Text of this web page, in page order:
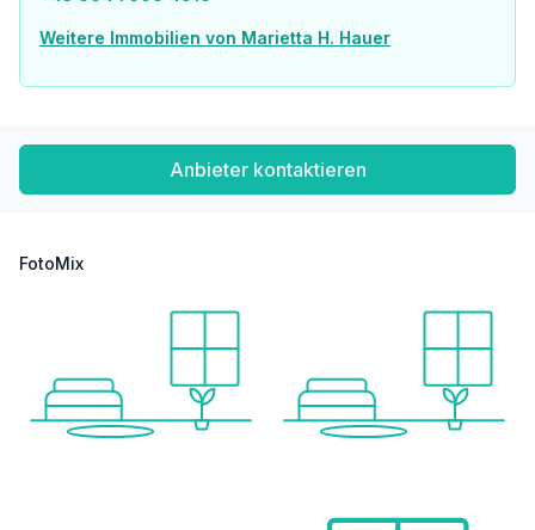
Weitere Immobilien von Marietta H. Hauer
Anbieter kontaktieren
FotoMix